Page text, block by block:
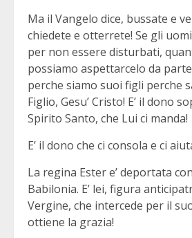
Ma il Vangelo dice, bussate e
chiedete e otterrete! Se gli
per non essere disturbati,
possiamo aspettarcelo da
perche siamo suoi figli perche
Figlio, Gesu’ Cristo! E’ il dono
Spirito Santo, che Lui ci manda!
E’ il dono che ci consola e ci
La regina Ester e’ deportata
Babilonia. E’ lei, figura
Vergine, che intercede per il
ottiene la grazia!